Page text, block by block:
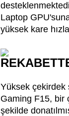
Laptop
yüksek kare
Yüksek çekirdek
Gaming F15, bir
şekilde